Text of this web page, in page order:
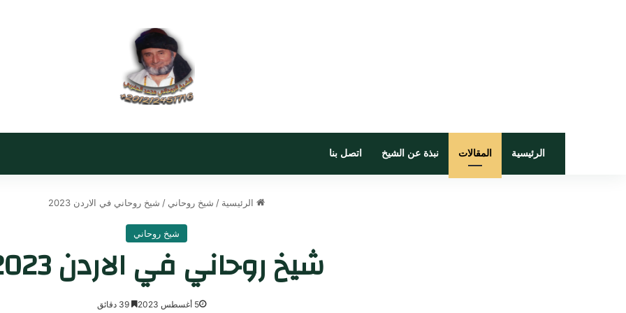
الرئيسية المقالات نبذة عن الشيخ اتصل بنا
الرئيسية / شيخ روحاني / شيخ روحاني في الاردن 2023
شيخ روحاني
شيخ روحاني في الاردن 2023
5 أغسطس 2023 39 دقائق